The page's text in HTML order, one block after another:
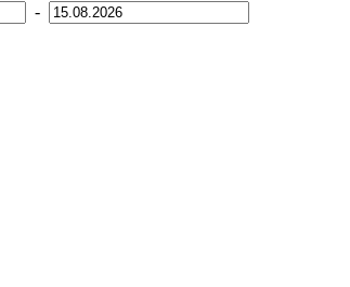
-